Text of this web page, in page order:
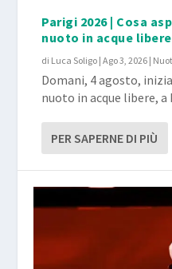
Parigi 2026 | Cosa
nuoto in acque libere
di Luca Soligo |Ago 3, 2026 |
Domani, 4 agosto,
nuoto in acque libere, a
PER SAPERNE DI PIÙ